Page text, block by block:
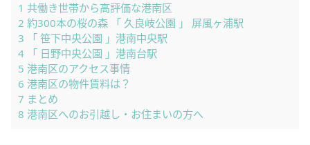
1 共働き世帯から高評価な港南区
2 約300本の桜の森 「 久良岐公園 」 屏風ヶ浦駅
3 「 笹下中央公園 」港南中央駅
4 「 日野中央公園 」港南台駅
5 港南区のアクセス事情
6 港南区の物件賃料は？
7 まとめ
8 港南区へのお引越し・お住まいの方へ